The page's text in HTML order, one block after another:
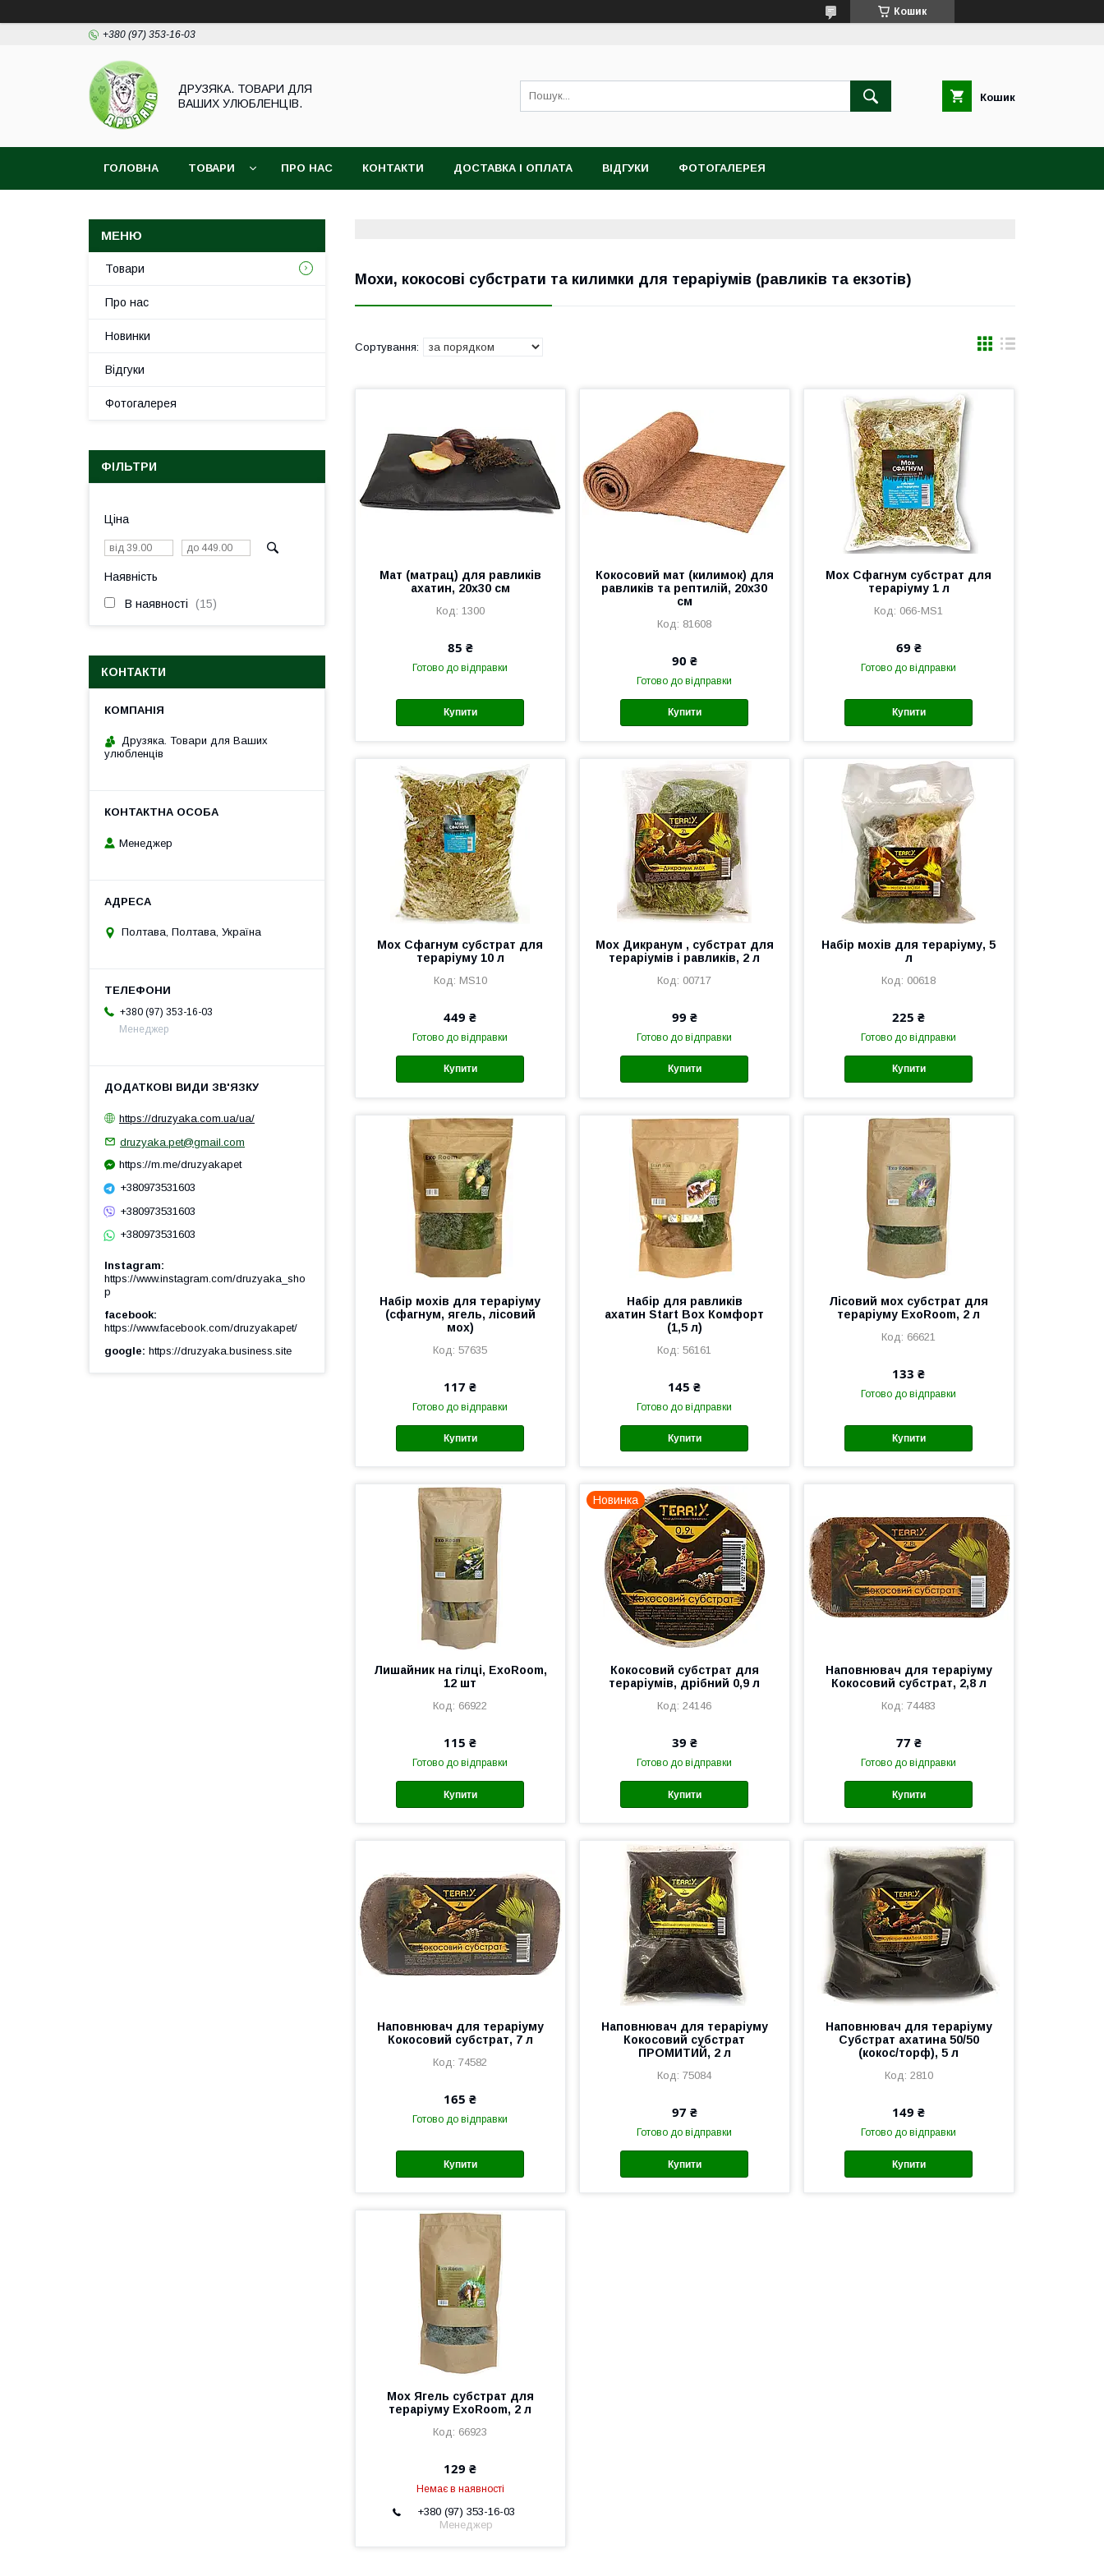
Кошик
+380 (97) 353-16-03
ДРУЗЯКА. ТОВАРИ ДЛЯ
ВАШИХ УЛЮБЛЕНЦІВ.
Кошик
ГОЛОВНА ТОВАРИ ПРО НАС КОНТАКТИ ДОСТАВКА І ОПЛАТА ВІДГУКИ ФОТОГАЛЕРЕЯ
Мохи, кокосові субстрати та килимки для тераріумів (равликів та екзотів)
Мат (матрац) для равликів
ахатин, 20х30 см
1300
85 ₴
Готово до відправки
Купити
Кокосовий мат (килимок) для
равликів та рептилій, 20х30
см
81608
90 ₴
Готово до відправки
Купити
Мох Сфагнум субстрат для
тераріуму 1 л
066-MS1
69 ₴
Готово до відправки
Купити
Мох Сфагнум субстрат для
тераріуму 10 л
MS10
449 ₴
Готово до відправки
Купити
Мох Дикранум , субстрат для
тераріумів і равликів, 2 л
00717
99 ₴
Готово до відправки
Купити
Набір мохів для тераріуму, 5
л
00618
225 ₴
Готово до відправки
Купити
Набір мохів для тераріуму
(сфагнум, ягель, лісовий
мох)
57635
117 ₴
Готово до відправки
Купити
Набір для равликів
ахатин Start Box Комфорт
(1,5 л)
56161
145 ₴
Готово до відправки
Купити
Лісовий мох субстрат для
тераріуму ExoRoom, 2 л
66621
133 ₴
Готово до відправки
Купити
Лишайник на гілці, ExoRoom,
12 шт
66922
115 ₴
Готово до відправки
Купити
Новинка
Кокосовий субстрат для
тераріумів, дрібний 0,9 л
24146
39 ₴
Готово до відправки
Купити
Наповнювач для тераріуму
Кокосовий субстрат, 2,8 л
74483
77 ₴
Готово до відправки
Купити
Наповнювач для тераріуму
Кокосовий субстрат, 7 л
74582
165 ₴
Готово до відправки
Купити
Наповнювач для тераріуму
Кокосовий субстрат
ПРОМИТИЙ, 2 л
75084
97 ₴
Готово до відправки
Купити
Наповнювач для тераріуму
Субстрат ахатина 50/50
(кокос/торф), 5 л
2810
149 ₴
Готово до відправки
Купити
Мох Ягель субстрат для
тераріуму ExoRoom, 2 л
66923
129 ₴
Немає в наявності
+380 (97) 353-16-03
Менеджер
Товари
Про нас
Новинки
Відгуки
Фотогалерея
ФІЛЬТРИ
Ціна
Наявність
В наявності 15
КОНТАКТИ
Друзяка. Товари для Ваших
улюбленців
Менеджер
Полтава, Полтава, Україна
+380 (97) 353-16-03
Менеджер
https://druzyaka.com.ua/ua/
druzyaka.pet@gmail.com
https://m.me/druzyakapet
+380973531603
+380973531603
+380973531603
Instagram
https://www.instagram.com/druzyaka_sho
p
facebook
https://www.facebook.com/druzyakapet/
google https://druzyaka.business.site